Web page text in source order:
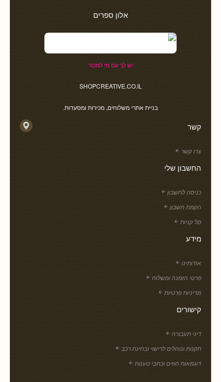
אלון ספרים
יש לך עם מי למכור
SHOPCREATIVE.CO.IL
בניית אתרי משלוחים, מכירות ומסעדות.
קשר
צרו קשר
החשבון שלי
כניסה לחשבון
הקמת חשבון
סל קניות
מידע
אודותינו
פרטי הזמנה ומשלוח
מדיניות פרטיות
קישורים
דיני תעבורה
תקנות ונוהלים לרישוי ובחינת רכב
דוגמאות חוזים וכתבי טענות